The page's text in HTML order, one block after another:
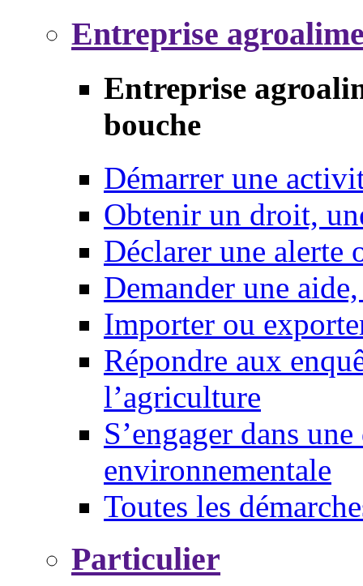
Entreprise
Entreprise
bouche
Démarrer une
Obtenir un droit,
Déclarer une alerte
Demander une
Importer ou
Répondre aux
l’agriculture
S’engager dans
environnementale
Toutes les
Particulier